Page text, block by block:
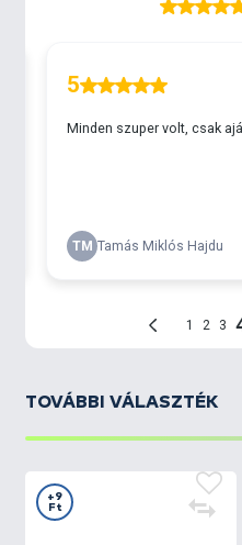
TOVÁBBI VÁLASZTÉK
+9
Ft